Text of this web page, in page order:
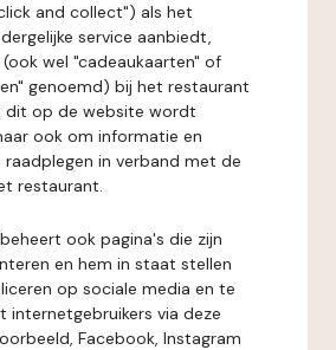
and collect") als het
service aanbiedt,
wel "cadeaukaarten" of
genoemd) bij het restaurant
dit op de website wordt
ook om informatie en
in verband met de
restaurant.
ook pagina's die zijn
en hem in staat stellen
op sociale media en te
internetgebruikers via deze
Facebook, Instagram